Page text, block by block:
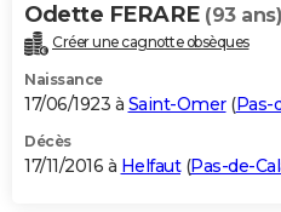
Odette FERARE (93 ans)
Créer une cagnotte obsèques
Naissance
17/06/1923 à Saint-Omer(Pas-
Décès
17/11/2016 à Helfaut(Pas-de-